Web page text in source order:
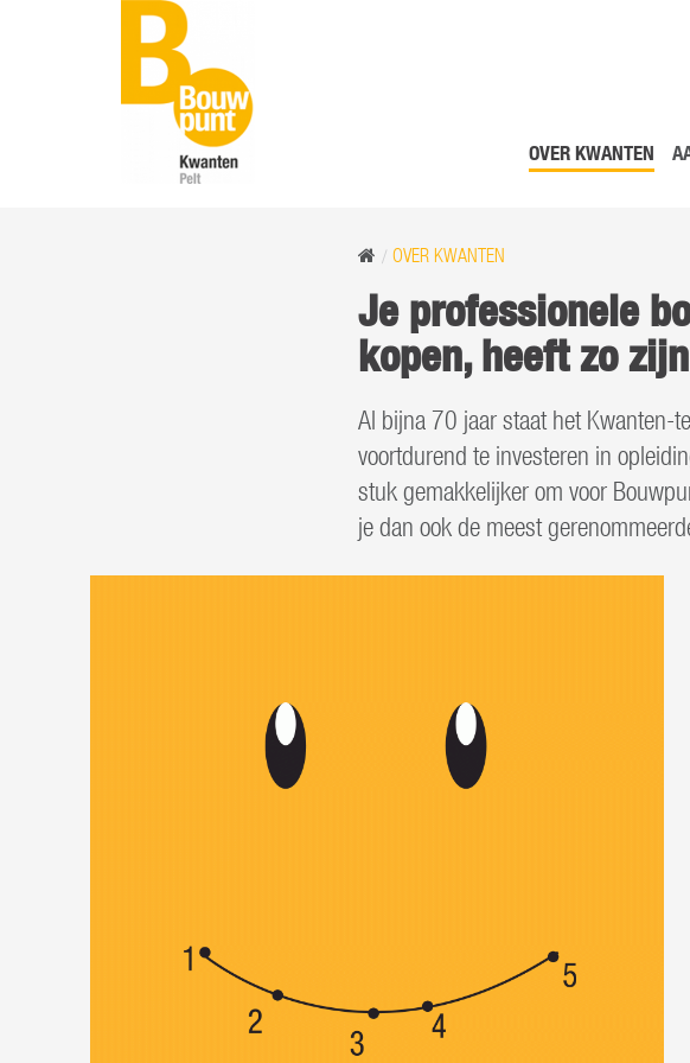
OVER KWANTEN
OVER KWANTEN
Je professionele
kopen, heeft zo
Al bijna 70 jaar staat het Kwanten-
voortdurend te investeren in
stuk gemakkelijker om voor
je dan ook de meest